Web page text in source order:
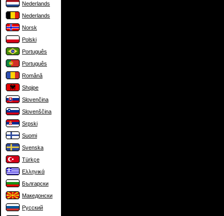
Nederlands
Nederlands
Norsk
Polski
Português
Português
Română
Shqipe
Slovenčina
Slovenščina
Srpski
Suomi
Svenska
Türkçe
Ελληνικά
Български
Македонски
Русский